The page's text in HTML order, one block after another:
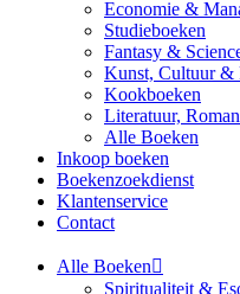
Economie &
Studieboeken
Fantasy &
Kunst, Cultuur &
Kookboeken
Literatuur,
Alle Boeken
Inkoop boeken
Boekenzoekdienst
Klantenservice
Contact
Alle Boeken
Spiritualiteit &